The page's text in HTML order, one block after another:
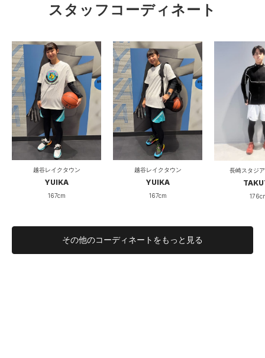
スタッフコーディネート
越谷レイクタウン
YUIKA
167cm
越谷レイクタウン
YUIKA
167cm
長崎スタジ
その他のコーディネートをもっと見る